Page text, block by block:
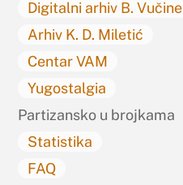
Digitalni arhiv B. Vučine
Arhiv K. D. Miletić
Centar VAM
Yugostalgia
Partizansko u brojkama
Statistika
FAQ